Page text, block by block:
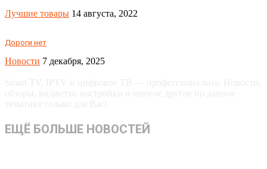
Лучшие товары 14 августа, 2022
Дороги нет
Новости 7 декабря, 2025
ЕЩЁ БОЛЬШЕ НОВОСТЕЙ